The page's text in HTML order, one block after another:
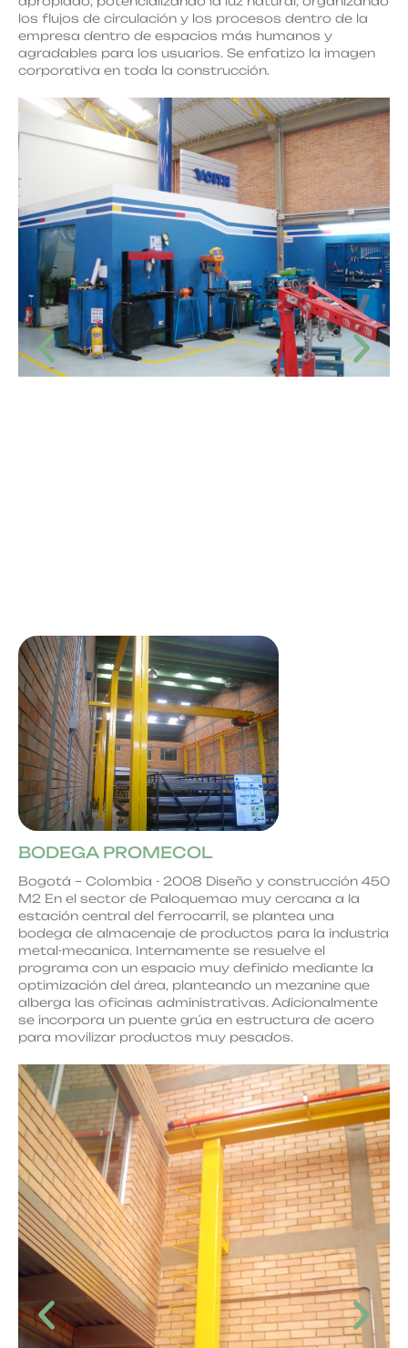
los flujos de circulación y los procesos dentro de la
empresa dentro de espacios más humanos y
agradables para los usuarios. Se enfatizo la imagen
corporativa en toda la construcción.
BODEGA PROMECOL
Bogotá – Colombia - 2008 Diseño y construcción 450
M2 En el sector de Paloquemao muy cercana a la
estación central del ferrocarril, se plantea una
bodega de almacenaje de productos para la industria
metal-mecanica. Internamente se resuelve el
programa con un espacio muy definido mediante la
optimización del área, planteando un mezanine que
alberga las oficinas administrativas. Adicionalmente
se incorpora un puente grúa en estructura de acero
para movilizar productos muy pesados.